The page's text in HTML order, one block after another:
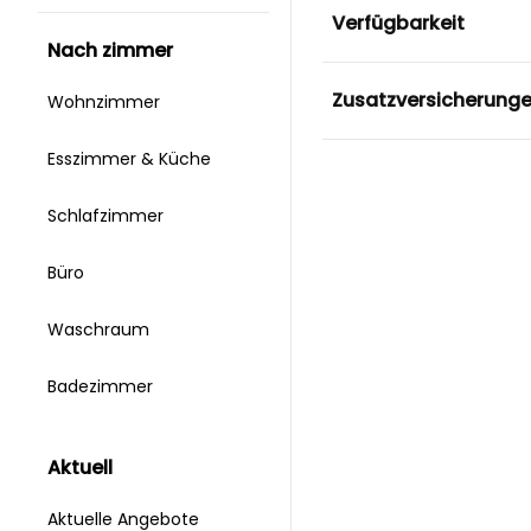
nach zimmer
Wohnzimmer
Esszimmer & Küche
Schlafzimmer
Büro
Waschraum
Badezimmer
aktuell
Aktuelle Angebote
Verfügbarkeit